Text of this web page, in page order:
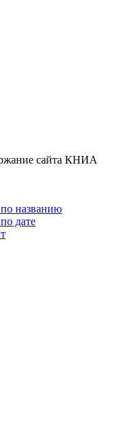
сайта КНИА
названию
дате